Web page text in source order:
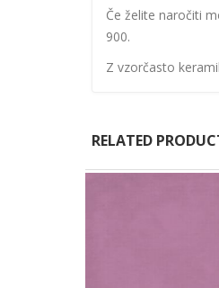
Če želite naročiti
900.
Z vzorčasto
RELATED